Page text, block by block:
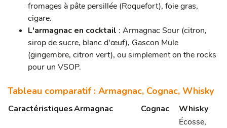
fromages à pâte persillée (Roquefort), foie gras,
cigare.
L'armagnac en cocktail : Armagnac Sour (citron,
sirop de sucre, blanc d'œuf), Gascon Mule
(gingembre, citron vert), ou simplement on the rocks
pour un VSOP.
Tableau comparatif : Armagnac, Cognac, Whisky
CaractéristiquesArmagnac Cognac Whisky
Écosse,